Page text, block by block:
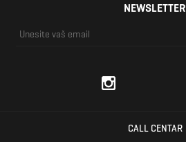
NEWSLETTER
CALL CENTAR